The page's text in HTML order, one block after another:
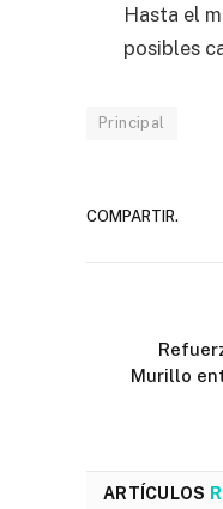
Hasta el
posibles
Principal
COMPARTIR.
Murillo
ARTÍCULOS